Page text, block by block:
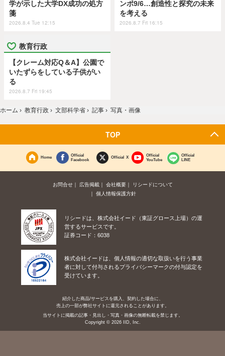
学が示した大学DX成功の処方
箋
2026.8.4 Tue 12:15
ンポ9/6…創造性と探究の未来
を考える
2026.8.7 Fri 16:15
教育行政
【クレーム対応Q＆A】公園で
いたずらをしている子供がい
る
2026.8.7 Fri 19:45
ホーム › 教育行政 › 文部科学省 › 記事 › 写真・画像
TOP
Home
Official
Facebook
Official X
Official
YouTube
Official
LINE
お問合せ 広告掲載 会社概要
リシードについて
個人情報保護方針
リシードは、株式会社イード（東証グロース上場）の運
営するサービスです。
証券コード：6038
株式会社イードは、個人情報の適切な取扱いを行う事業
者に対して付与されるプライバシーマークの付与認定を
受けています。
紹介した商品/サービスを購入、契約した場合に、
売上の一部が弊社サイトに還元されることがあります。
当サイトに掲載の記事・見出し・写真・画像の無断転載を禁じます。
Copyright © 2026 IID, Inc.